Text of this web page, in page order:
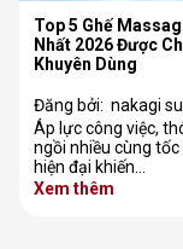
Top 5 Ghế
Nhất 2026 Được
Khuyên Dùng
Đăng bởi: nakagi
Áp lực công việc,
ngồi nhiều cùng tốc
hiện đại khiến…
Xem thêm